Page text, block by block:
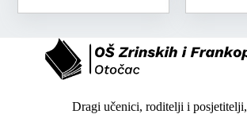
Dragi učenici, roditelji i posjetitelji,